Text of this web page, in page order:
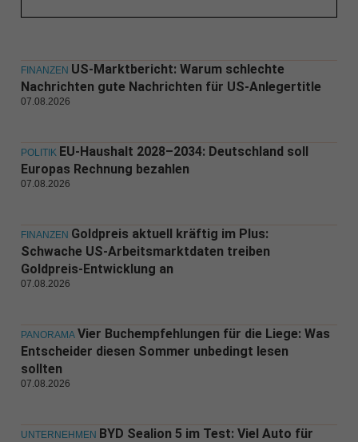
FINANZEN US-Marktbericht: Warum schlechte
Nachrichten gute Nachrichten für US-Anlegertitle
07.08.2026
POLITIK EU-Haushalt 2028–2034: Deutschland soll
Europas Rechnung bezahlen
07.08.2026
FINANZEN Goldpreis aktuell kräftig im Plus:
Schwache US-Arbeitsmarktdaten treiben
Goldpreis-Entwicklung an
07.08.2026
PANORAMA Vier Buchempfehlungen für die Liege: Was
Entscheider diesen Sommer unbedingt lesen
sollten
07.08.2026
UNTERNEHMEN BYD Sealion 5 im Test: Viel Auto für